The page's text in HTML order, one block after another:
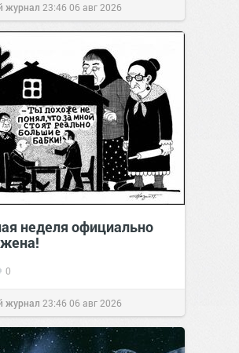
журнал 23:4606 авг 2026
неделя официально
0
журнал 23:4606 авг 2026